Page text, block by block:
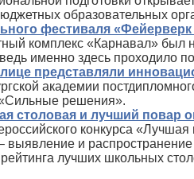
образовательных
фестиваля
комплекс «Карнавал»
именно здесь проходило
представляли
академии
решения».
столовая и лучший повар
конкурса
выявление и
лучших школьных